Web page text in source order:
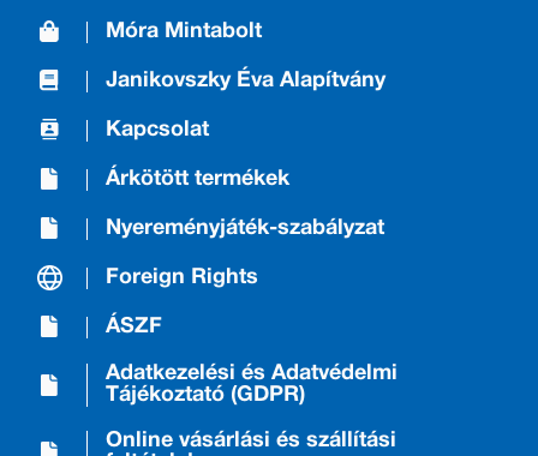
Móra Mintabolt
Janikovszky Éva Alapítvány
Kapcsolat
Árkötött termékek
Nyereményjáték-szabályzat
Foreign Rights
ÁSZF
Adatkezelési és Adatvédelmi
Tájékoztató (GDPR)
Online vásárlási és szállítási